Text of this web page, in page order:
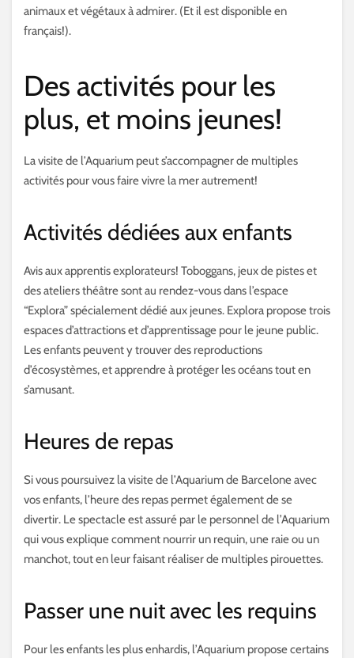
animaux et végétaux à admirer. (Et il est disponible en
français!).
Des activités pour les
plus, et moins jeunes!
La visite de l’Aquarium peut s’accompagner de multiples
activités pour vous faire vivre la mer autrement!
Activités dédiées aux enfants
Avis aux apprentis explorateurs! Toboggans, jeux de pistes et
des ateliers théâtre sont au rendez-vous dans l’espace
“Explora” spécialement dédié aux jeunes. Explora propose trois
espaces d’attractions et d’apprentissage pour le jeune public.
Les enfants peuvent y trouver des reproductions
d’écosystèmes, et apprendre à protéger les océans tout en
s’amusant.
Heures de repas
Si vous poursuivez la visite de l’Aquarium de Barcelone avec
vos enfants, l’heure des repas permet également de se
divertir. Le spectacle est assuré par le personnel de l’Aquarium
qui vous explique comment nourrir un requin, une raie ou un
manchot, tout en leur faisant réaliser de multiples pirouettes.
Passer une nuit avec les requins
Pour les enfants les plus enhardis, l’Aquarium propose certains